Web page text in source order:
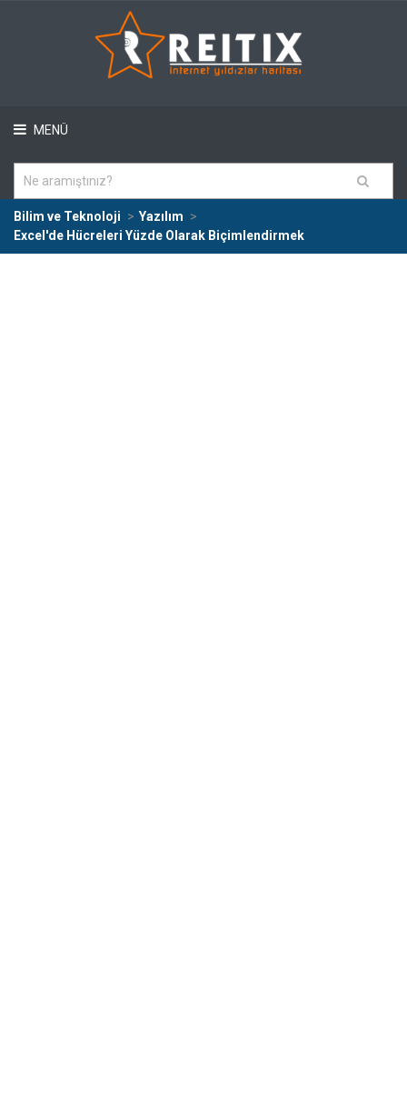
MENÜ
Bilim ve Teknoloji
Yazılım
Excel'de Hücreleri Yüzde Olarak Biçimlendirmek